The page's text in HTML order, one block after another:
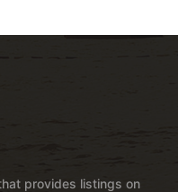
provides listings on